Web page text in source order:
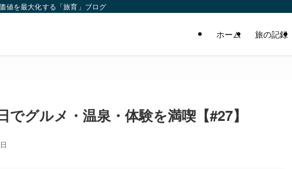
値を最大化する「旅育」ブログ
ホーム 旅の記録
でグルメ・温泉・体験を満喫【#27】